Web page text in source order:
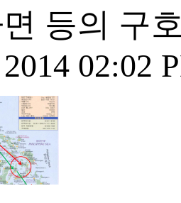
등의 구
02:02